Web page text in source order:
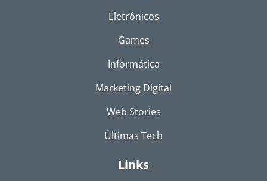
Eletrônicos
Games
Informática
Marketing Digital
Web Stories
Últimas Tech
Links